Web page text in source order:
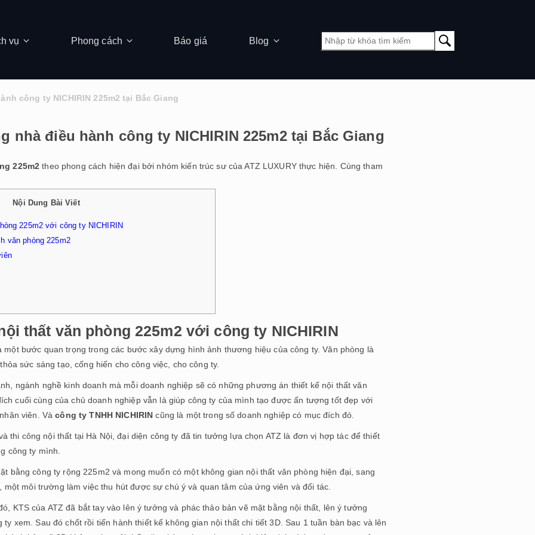
vụ Phong cách Báo giá Blog
công ty NICHIRIN 225m2 tại Bắc Giang
nhà điều hành công ty NICHIRIN 225m2 tại Bắc Giang
225m2 theo phong cách hiện đại bởi nhóm kiến trúc sư của ATZ LUXURY thực hiện. Cùng tham
Nội Dung Bài Viết
225m2 với công ty NICHIRIN
văn phòng 225m2
thất văn phòng 225m2 với công ty NICHIRIN
một bước quan trọng trong các bước xây dựng hình ảnh thương hiệu của công ty. Văn phòng là
sức sáng tạo, cống hiến cho công việc, cho công ty.
ngành nghề kinh doanh mà mỗi doanh nghiệp sẽ có những phương án thiết kế nội thất văn
cuối cùng của chủ doanh nghiệp vẫn là giúp công ty của mình tạo được ấn tượng tốt đẹp với
viên. Vàcông ty TNHH NICHIRIN cũng là một trong số doanh nghiệp có mục đích đó.
thi công nội thất tại Hà Nội, đại diện công ty đã tin tưởng lựa chọn ATZ là đơn vị hợp tác để thiết
công ty mình.
bằng công ty rộng 225m2 và mong muốn có một không gian nội thất văn phòng hiện đại, sang
một môi trường làm việc thu hút được sự chú ý và quan tâm của ứng viên và đối tác.
KTS của ATZ đã bắt tay vào lên ý tưởng và phác thảo bản vẽ mặt bằng nội thất, lên ý tưởng
ty xem. Sau đó chốt rồi tiến hành thiết kế không gian nội thất chi tiết 3D. Sau 1 tuần bàn bạc và lên